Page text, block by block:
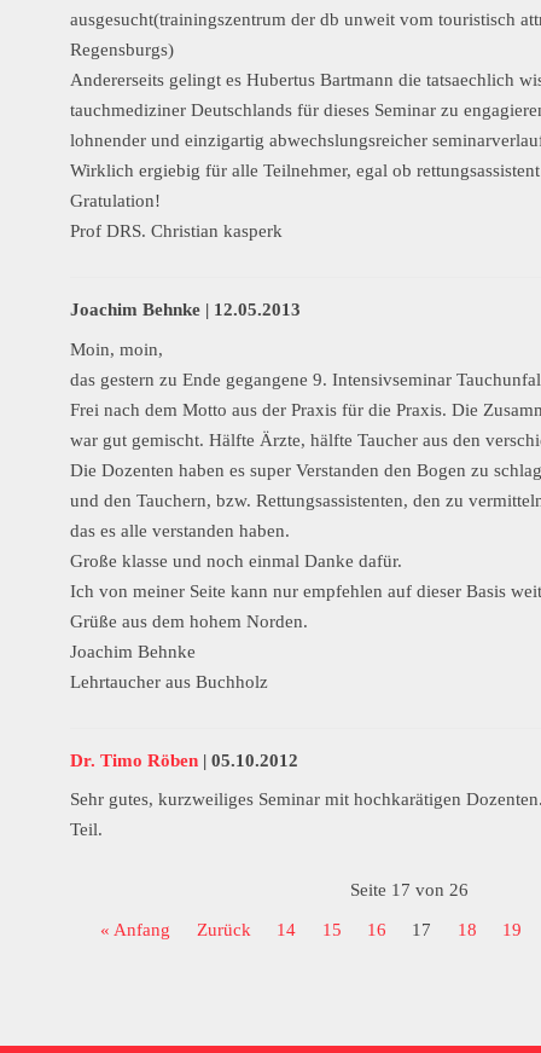
ausgesucht(trainingszentrum der db unweit vom touristisch
Regensburgs)
Andererseits gelingt es Hubertus Bartmann die tatsaechlich
tauchmediziner Deutschlands für dieses Seminar zu
lohnender und einzigartig abwechslungsreicher
Wirklich ergiebig für alle Teilnehmer, egal ob
Gratulation!
Prof DRS. Christian kasperk
Joachim Behnke | 12.05.2013
Moin, moin,
das gestern zu Ende gegangene 9. Intensivseminar
Frei nach dem Motto aus der Praxis für die Praxis. Die
war gut gemischt. Hälfte Ärzte, hälfte Taucher aus den
Die Dozenten haben es super Verstanden den Bogen zu
und den Tauchern, bzw. Rettungsassistenten, den zu
das es alle verstanden haben.
Große klasse und noch einmal Danke dafür.
Ich von meiner Seite kann nur empfehlen auf dieser Basis
Grüße aus dem hohem Norden.
Joachim Behnke
Lehrtaucher aus Buchholz
Dr. Timo Röben | 05.10.2012
Sehr gutes, kurzweiliges Seminar mit hochkarätigen
Teil.
Seite 17 von 26
« Anfang Zurück 14 15 16 17 18 19